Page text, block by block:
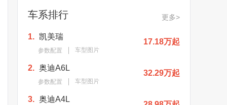
车系排行 更多>
1. 凯美瑞
参数配置 车型图片
17.18万起
2. 奥迪A6L
参数配置 车型图片
32.29万起
3. 奥迪A4L